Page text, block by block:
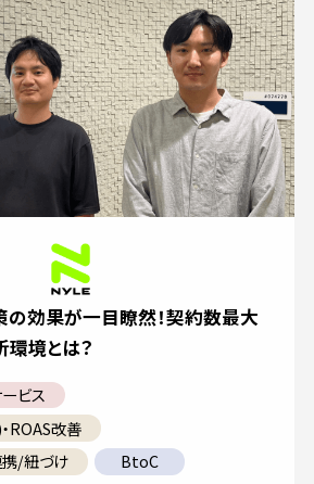
の効果が一目瞭然！契約数最大
境とは？
ービス
ROAS改善
/紐づけ
BtoC